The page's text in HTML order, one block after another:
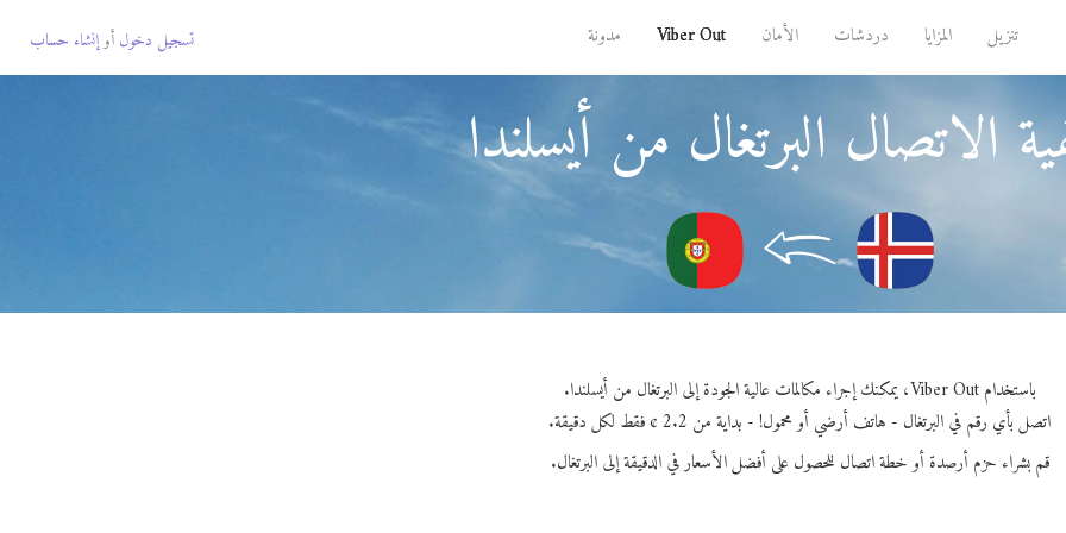
تنزيل المزايا دردشات الأمان Viber Out مدونة تسجيل دخول أوإنشاء حساب
الاتصال البرتغال من أيسلندا
باستخدام Viber Out، يمكنك إجراء مكالمات عالية الجودة إلى البرتغال من أيسلندا.
اتصل بأي رقم في البرتغال - هاتف أرضي أو محمول! - بداية من 2.2 ¢ فقط لكل دقيقة.
قم بشراء حزم أرصدة أو خطة اتصال للحصول على أفضل الأسعار في الدقيقة إلى البرتغال.